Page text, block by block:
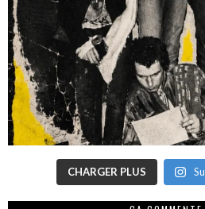
CHARGER PLUS